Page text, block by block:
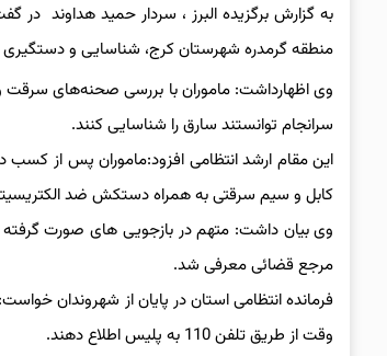
به گزارش برگزیده البرز ، سردار حمید هداوند در
منطقه گرمدره شهرستان کرج، شناسایی و دستگیری سارق و یا
وی اظهارداشت: ماموران با بررسی صحنه‌های
سرانجام توانستند سارق را شناسایی کنند.
این مقام ارشد انتظامی افزود:ماموران پس از
کابل و سیم سرقتی به همراه دستکش ضد
مرجع قضائی معرفی شد.
فرمانده انتظامی استان در پایان از شهروندان
وقت از طریق تلفن 110 به پلیس اطلاع دهند.